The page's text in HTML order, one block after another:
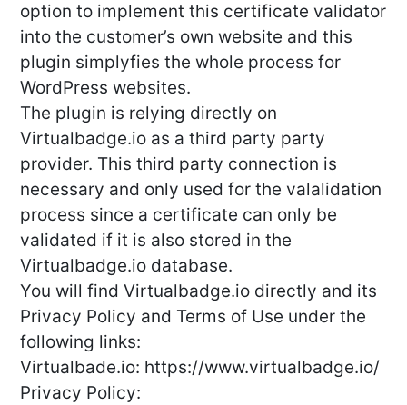
option to implement this certificate validator
into the customer’s own website and this
plugin simplyfies the whole process for
WordPress websites.
The plugin is relying directly on
Virtualbadge.io as a third party party
provider. This third party connection is
necessary and only used for the valalidation
process since a certificate can only be
validated if it is also stored in the
Virtualbadge.io database.
You will find Virtualbadge.io directly and its
Privacy Policy and Terms of Use under the
following links:
Virtualbade.io: https://www.virtualbadge.io/
Privacy Policy: